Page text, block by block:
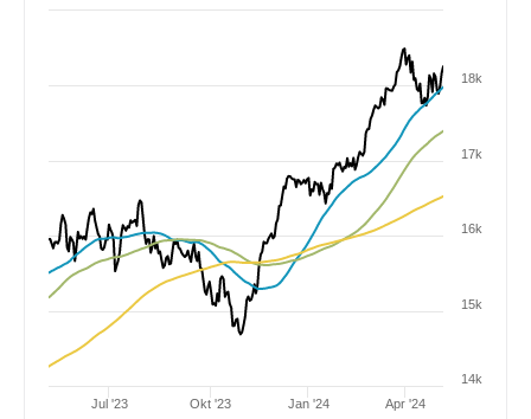
Jul '23 Jan '24
Okt '23 Apr '24
14k
15k
16k
17k
18k